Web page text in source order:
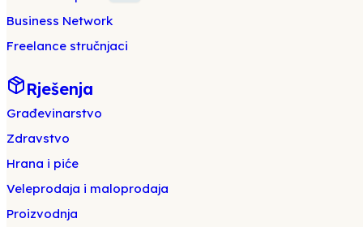
Business Network
Freelance stručnjaci
Rješenja
Građevinarstvo
Zdravstvo
Hrana i piće
Veleprodaja i maloprodaja
Proizvodnja